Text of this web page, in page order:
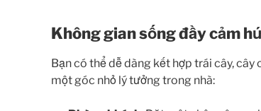
Không gian sống đầy cảm
Bạn có thể dễ dàng kết hợp trái cây, cây
một góc nhỏ lý tưởng trong nhà: